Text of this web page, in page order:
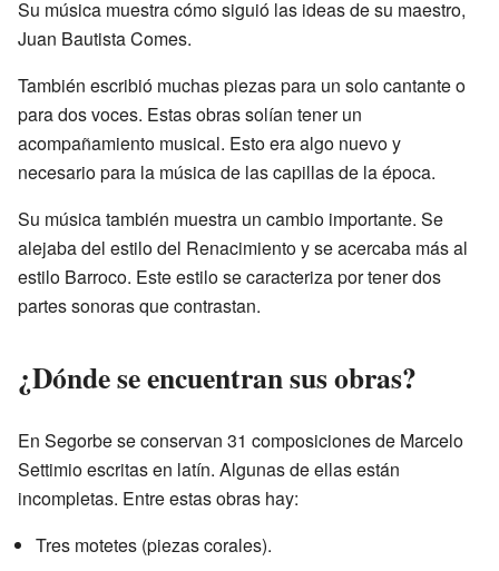
Su música muestra cómo siguió las ideas de su maestro,
Juan Bautista Comes.
También escribió muchas piezas para un solo cantante o
para dos voces. Estas obras solían tener un
acompañamiento musical. Esto era algo nuevo y
necesario para la música de las capillas de la época.
Su música también muestra un cambio importante. Se
alejaba del estilo del Renacimiento y se acercaba más al
estilo Barroco. Este estilo se caracteriza por tener dos
partes sonoras que contrastan.
¿Dónde se encuentran sus obras?
En Segorbe se conservan 31 composiciones de Marcelo
Settimio escritas en latín. Algunas de ellas están
incompletas. Entre estas obras hay:
Tres motetes (piezas corales).